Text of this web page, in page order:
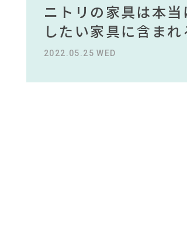
無印で有名デザイ
名デザイナーがデ
2022.10.24 MON
IKEA家具は引っ越
る理由を徹底解説！
2023.09.27 WED
ニトリの家具は本
したい家具に含ま
2022.05.25 WED
【部屋をおしゃれ
ら定番スタイルま
2023.09.23 SAT
無印で有名デザイ
名デザイナーがデ
2022.10.24 MON
IKEA家具は引っ越
る理由を徹底解説！
2023.09.27 WED